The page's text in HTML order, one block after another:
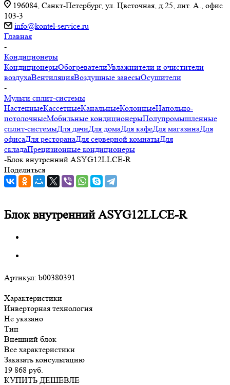
196084, Санкт-Петербург, ул. Цветочная, д.25, лит. А., офис
103-3
info@kontel-service.ru
Главная
-
Кондиционеры
КондиционерыОбогревателиУвлажнители и очистители
воздухаВентиляцияВоздушные завесыОсушители
-
Мульти сплит-системы
НастенныеКассетныеКанальныеКолонныеНапольно-
потолочныеМобильные кондиционерыПолупромышленные
сплит-системыДля дачиДля домаДля кафеДля магазинаДля
офисаДля ресторанаДля серверной комнатыДля
складаПрецизионные кондиционеры
-Блок внутренний ASYG12LLCE-R
Поделиться
Блок внутренний ASYG12LLCE-R
Артикул: b00380391
Характеристики
Инверторная технология
Не указано
Тип
Внешний блок
Все характеристики
Заказать консультацию
19 868 руб.
КУПИТЬ ДЕШЕВЛЕ